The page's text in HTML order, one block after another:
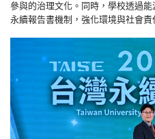
參與的治理文化。同時，學校透過
永續報告書機制，強化環境與社會